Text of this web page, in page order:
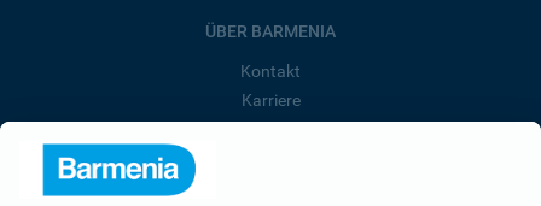
ÜBER BARMENIA
Kontakt
Karriere